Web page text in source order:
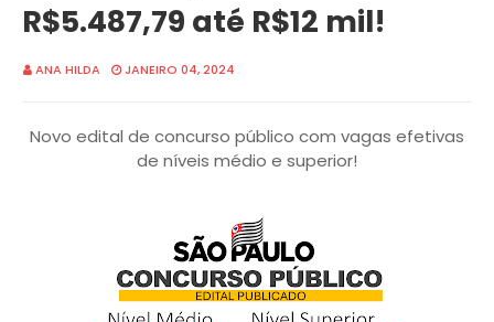
R$5.487,79 até R$12 mil!
ANA HILDA JANEIRO 04, 2024
Novo edital de concurso público com vagas efetivas
de níveis médio e superior!